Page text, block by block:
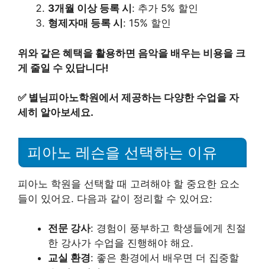
3개월 이상 등록 시 : 추가 5% 할인
형제자매 등록 시 : 15% 할인
위와 같은 혜택을 활용하면 음악을 배우는 비용을 크
게 줄일 수 있답니다!
✅ 별님피아노학원에서 제공하는 다양한 수업을 자
세히 알아보세요.
피아노 레슨을 선택하는 이유
피아노 학원을 선택할 때 고려해야 할 중요한 요소
들이 있어요. 다음과 같이 정리할 수 있어요:
전문 강사: 경험이 풍부하고 학생들에게 친절
한 강사가 수업을 진행해야 해요.
교실 환경: 좋은 환경에서 배우면 더 집중할